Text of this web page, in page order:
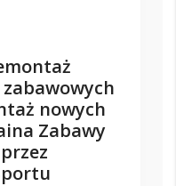
nowych
Zabawy